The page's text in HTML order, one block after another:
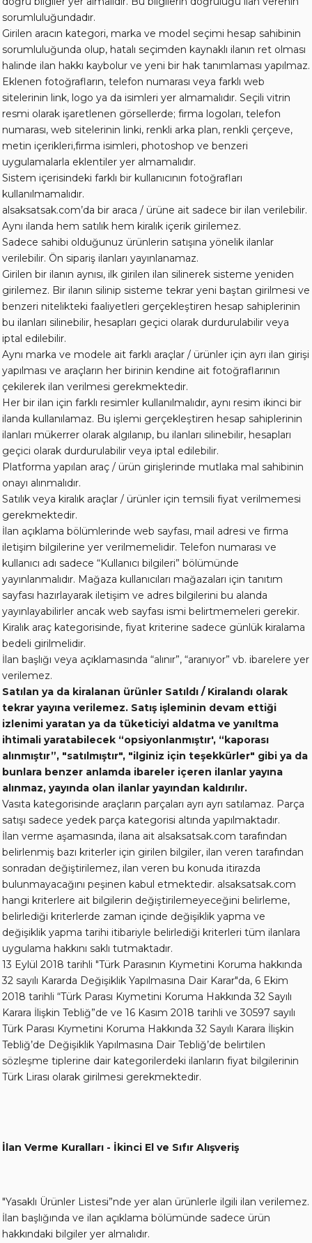
sorumluluğundadır.
Girilen aracın kategori, marka ve model seçimi hesap sahibinin
sorumluluğunda olup, hatalı seçimden kaynaklı ilanın ret olması
halinde ilan hakkı kaybolur ve yeni bir hak tanımlaması yapılmaz.
Eklenen fotoğrafların, telefon numarası veya farklı web
sitelerinin link, logo ya da isimleri yer almamalıdır. Seçili vitrin
resmi olarak işaretlenen görsellerde; firma logoları, telefon
numarası, web sitelerinin linki, renkli arka plan, renkli çerçeve,
metin içerikleri,firma isimleri, photoshop ve benzeri
uygulamalarla eklentiler yer almamalıdır.
Sistem içerisindeki farklı bir kullanıcının fotoğrafları
kullanılmamalıdır.
alsaksatsak.com’da bir araca / ürüne ait sadece bir ilan verilebilir.
Aynı ilanda hem satılık hem kiralık içerik girilemez.
Sadece sahibi olduğunuz ürünlerin satışına yönelik ilanlar
verilebilir. Ön sipariş ilanları yayınlanamaz.
Girilen bir ilanın aynısı, ilk girilen ilan silinerek sisteme yeniden
girilemez. Bir ilanın silinip sisteme tekrar yeni baştan girilmesi ve
benzeri nitelikteki faaliyetleri gerçekleştiren hesap sahiplerinin
bu ilanları silinebilir, hesapları geçici olarak durdurulabilir veya
iptal edilebilir.
Aynı marka ve modele ait farklı araçlar / ürünler için ayrı ilan girişi
yapılması ve araçların her birinin kendine ait fotoğraflarının
çekilerek ilan verilmesi gerekmektedir.
Her bir ilan için farklı resimler kullanılmalıdır, aynı resim ikinci bir
ilanda kullanılamaz. Bu işlemi gerçekleştiren hesap sahiplerinin
ilanları mükerrer olarak algılanıp, bu ilanları silinebilir, hesapları
geçici olarak durdurulabilir veya iptal edilebilir.
Platforma yapılan araç / ürün girişlerinde mutlaka mal sahibinin
onayı alınmalıdır.
Satılık veya kiralık araçlar / ürünler için temsili fiyat verilmemesi
gerekmektedir.
İlan açıklama bölümlerinde web sayfası, mail adresi ve firma
iletişim bilgilerine yer verilmemelidir. Telefon numarası ve
kullanıcı adı sadece “Kullanıcı bilgileri” bölümünde
yayınlanmalıdır. Mağaza kullanıcıları mağazaları için tanıtım
sayfası hazırlayarak iletişim ve adres bilgilerini bu alanda
yayınlayabilirler ancak web sayfası ismi belirtmemeleri gerekir.
Kiralık araç kategorisinde, fiyat kriterine sadece günlük kiralama
bedeli girilmelidir.
İlan başlığı veya açıklamasında “alınır”, “aranıyor” vb. ibarelere yer
verilemez.
Satılan ya da kiralanan ürünler Satıldı / Kiralandı olarak
tekrar yayına verilemez. Satış işleminin devam ettiği
izlenimi yaratan ya da tüketiciyi aldatma ve yanıltma
ihtimali yaratabilecek “opsiyonlanmıştır', “kaporası
alınmıştır”, "satılmıştır", "ilginiz için teşekkürler" gibi ya da
bunlara benzer anlamda ibareler içeren ilanlar yayına
alınmaz, yayında olan ilanlar yayından kaldırılır.
Vasıta kategorisinde araçların parçaları ayrı ayrı satılamaz. Parça
satışı sadece yedek parça kategorisi altında yapılmaktadır.
İlan verme aşamasında, ilana ait alsaksatsak.com tarafından
belirlenmiş bazı kriterler için girilen bilgiler, ilan veren tarafından
sonradan değiştirilemez, ilan veren bu konuda itirazda
bulunmayacağını peşinen kabul etmektedir. alsaksatsak.com
hangi kriterlere ait bilgilerin değiştirilemeyeceğini belirleme,
belirlediği kriterlerde zaman içinde değişiklik yapma ve
değişiklik yapma tarihi itibariyle belirlediği kriterleri tüm ilanlara
uygulama hakkını saklı tutmaktadır.
13 Eylül 2018 tarihli "Türk Parasının Kıymetini Koruma hakkında
32 sayılı Kararda Değişiklik Yapılmasına Dair Karar"da, 6 Ekim
2018 tarihli “Türk Parası Kıymetini Koruma Hakkında 32 Sayılı
Karara İlişkin Tebliğ”de ve 16 Kasım 2018 tarihli ve 30597 sayılı
Türk Parası Kıymetini Koruma Hakkında 32 Sayılı Karara İlişkin
Tebliğ’de Değişiklik Yapılmasına Dair Tebliğ’de belirtilen
sözleşme tiplerine dair kategorilerdeki ilanların fiyat bilgilerinin
Türk Lirası olarak girilmesi gerekmektedir.
İlan Verme Kuralları - İkinci El ve Sıfır Alışveriş
"Yasaklı Ürünler Listesi”nde yer alan ürünlerle ilgili ilan verilemez.
İlan başlığında ve ilan açıklama bölümünde sadece ürün
hakkındaki bilgiler yer almalıdır.